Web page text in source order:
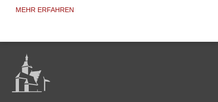
MEHR ERFAHREN